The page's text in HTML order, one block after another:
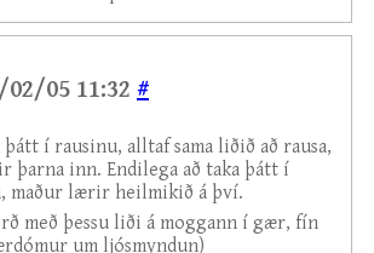
05 11:32 #
þátt í rausinu, alltaf sama liðið að rausa,
þarna inn. Endilega að taka þátt í
maður lærir heilmikið á því.
með þessu liði á moggann í gær, fín
um ljósmyndun)